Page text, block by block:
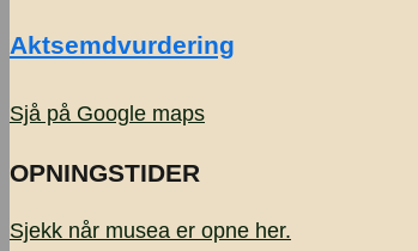
Aktsemdvurdering
Sjå på Google maps
OPNINGSTIDER
Sjekk når musea er opne her.